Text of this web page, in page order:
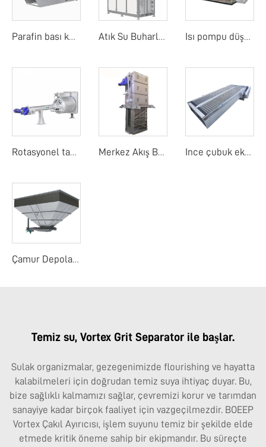
Parafin bası kurutucu Atık Su Buharlaştırıcı Isı pompu düşük sıcaklık bant kurutma makinesi
Rotasyonel tambur detay ekranı Merkez Akış Bant Ekranı Ince çubuk ekranı
Çamur Depolama Yuvası
Temiz su, Vortex Grit Separator ile başlar.
Sulak organizmalar, gezegenimizde flourishing ve hayatta
kalabilmeleri için doğrudan temiz suya ihtiyaç duyar. Bu,
bize sağlıklı kalmamızı sağlar, çevremizi korur ve tarımdan
sanayiye kadar birçok faaliyet için vazgeçilmezdir. BOEEP
Vortex Çakıl Ayırıcısı, işlem suyunu temiz bir şekilde elde
etmede kritik öneme sahip bir ekipmandır. Bu süreçte